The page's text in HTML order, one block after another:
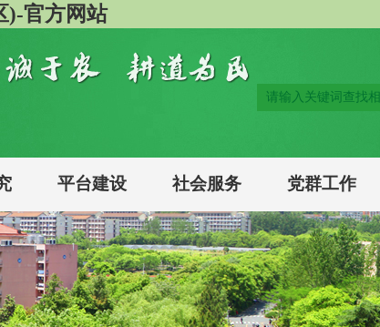
)-官方网站
平台建设 社会服务 党群工作